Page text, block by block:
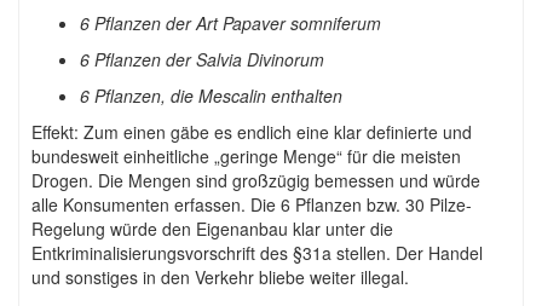
6 Pflanzen der Art Papaver somniferum
6 Pflanzen der Salvia Divinorum
6 Pflanzen, die Mescalin enthalten
Effekt: Zum einen gäbe es endlich eine klar definierte und
bundesweit einheitliche „geringe Menge“ für die meisten
Drogen. Die Mengen sind großzügig bemessen und würde
alle Konsumenten erfassen. Die 6 Pflanzen bzw. 30 Pilze-
Regelung würde den Eigenanbau klar unter die
Entkriminalisierungsvorschrift des §31a stellen. Der Handel
und sonstiges in den Verkehr bliebe weiter illegal.